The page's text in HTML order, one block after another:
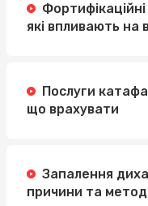
які впливають на
Послуги
що врахувати
Запалення
причини та